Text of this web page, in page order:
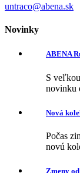
untraco@abena.sk
Novinky
ABENA
S
novinku
Nová
Počas
novú
Zmeny